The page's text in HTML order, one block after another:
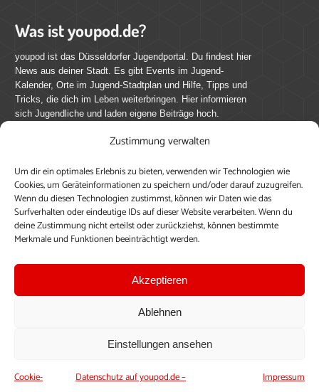
Zustimmung verwalten
Um dir ein optimales Erlebnis zu bieten, verwenden wir Technologien wie
Cookies, um Geräteinformationen zu speichern und/oder darauf zuzugreifen.
Wenn du diesen Technologien zustimmst, können wir Daten wie das
Surfverhalten oder eindeutige IDs auf dieser Website verarbeiten. Wenn du
deine Zustimmung nicht erteilst oder zurückziehst, können bestimmte
Merkmale und Funktionen beeinträchtigt werden.
Akzeptieren
Ablehnen
Einstellungen ansehen
Cookie-
Datenschutz auf youpod.de –
Impressum
Was ist youpod.de?
youpod ist das Düsseldorfer Jugendportal. Du findest hier
News aus deiner Stadt. Es gibt Events im Jugend-
Kalender, Orte im Jugend-Stadtplan und Hilfe, Tipps und
Tricks, die dich im Leben weiterbringen. Hier informieren
sich Jugendliche und laden eigene Beiträge hoch.
Mach mit bei youpod.de!
youpod.de lebt von Menschen wie dir. Sammel
journalistische Erfahrung, teile deine Perspektive und
veröffentliche deine Beiträge auf youpod.de.Du musst
dich anmelden, um alle Funktionen nutzen zu können, ein
Profil anzulegen, eigene Beiträge hochzuladen und zu
Einloggen